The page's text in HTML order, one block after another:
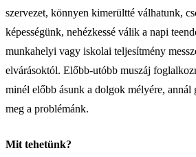
szervezet, könnyen kimerültté válhatunk,
képességünk, nehézkessé válik a napi
munkahelyi vagy iskolai teljesítmény
elvárásoktól. Előbb-utóbb muszáj
minél előbb ásunk a dolgok mélyére, annál
meg a problémánk.
Mit tehetünk?